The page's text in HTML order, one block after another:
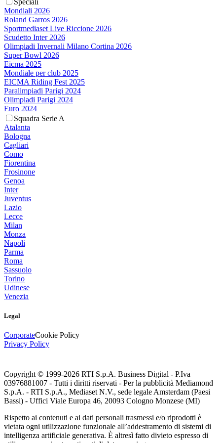
Mondiali 2026
Roland Garros 2026
Sportmediaset Live Riccione 2026
Scudetto Inter 2026
Olimpiadi Invernali Milano Cortina 2026
Super Bowl 2026
Eicma 2025
Mondiale per club 2025
EICMA Riding Fest 2025
Paralimpiadi Parigi 2024
Olimpiadi Parigi 2024
Euro 2024
Squadra Serie A
Atalanta
Bologna
Cagliari
Como
Fiorentina
Frosinone
Genoa
Inter
Juventus
Lazio
Lecce
Milan
Monza
Napoli
Parma
Roma
Sassuolo
Torino
Udinese
Venezia
Legal
CorporateCookie Policy
Privacy Policy
Copyright © 1999-2026 RTI S.p.A. Business Digital - P.Iva
03976881007 - Tutti i diritti riservati - Per la pubblicità Mediamond
S.p.A. - RTI S.p.A., Mediaset N.V., sede legale Amsterdam (Paesi
Bassi) - Uffici Viale Europa 46, 20093 Cologno Monzese (MI)
Rispetto ai contenuti e ai dati personali trasmessi e/o riprodotti è
vietata ogni utilizzazione funzionale all’addestramento di sistemi di
intelligenza artificiale generativa. È altresì fatto divieto espresso di